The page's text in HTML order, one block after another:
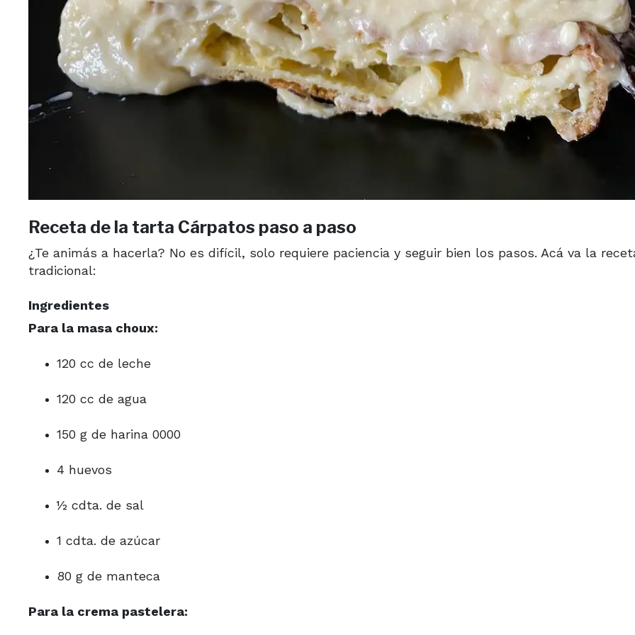
Receta de la tarta Cárpatos paso a paso
¿Te animás a hacerla? No es difícil, solo requiere paciencia y seguir bien los pasos. Acá va la
tradicional:
Ingredientes
Para la masa choux:
120 cc de leche
120 cc de agua
150 g de harina 0000
4 huevos
½ cdta. de sal
1 cdta. de azúcar
80 g de manteca
Para la crema pastelera: